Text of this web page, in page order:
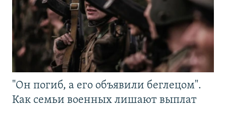
"Он погиб, а его объявили беглецом".
Как семьи военных лишают выплат